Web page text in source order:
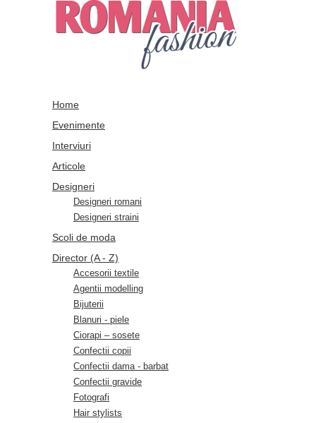
Home
Evenimente
Interviuri
Articole
Designeri
Designeri romani
Designeri straini
Scoli de moda
Director (A - Z)
Accesorii textile
Agentii modelling
Bijuterii
Blanuri - piele
Ciorapi – sosete
Confectii copii
Confectii dama - barbat
Confectii gravide
Fotografi
Hair stylists